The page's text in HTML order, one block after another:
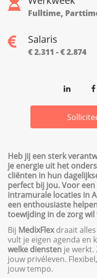
Fulltime,
Salaris
€ 2.311 - € 2.874
Heb jij een sterk
je energie uit het
cliënten in hun
perfect bij jou. Voor
intramurale locaties in
een enthousiaste
toewijding in de zorg wil
Bij MedixFlex draait
vult je eigen agenda en
welke diensten je werkt.
jouw privéleven.
jouw tempo.